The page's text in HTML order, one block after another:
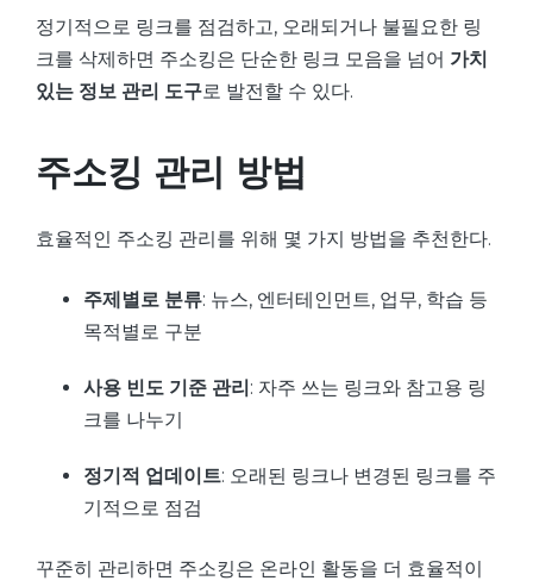
정기적으로 링크를 점검하고, 오래되거나 불필요한 링
크를 삭제하면 주소킹은 단순한 링크 모음을 넘어 가치
있는 정보 관리 도구로 발전할 수 있다.
주소킹 관리 방법
효율적인 주소킹 관리를 위해 몇 가지 방법을 추천한다.
주제별로 분류: 뉴스, 엔터테인먼트, 업무, 학습 등
목적별로 구분
사용 빈도 기준 관리: 자주 쓰는 링크와 참고용 링
크를 나누기
정기적 업데이트: 오래된 링크나 변경된 링크를 주
기적으로 점검
꾸준히 관리하면 주소킹은 온라인 활동을 더 효율적이